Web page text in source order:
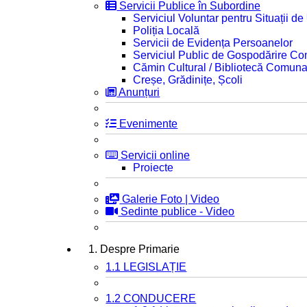
Servicii Publice în Subordine
Serviciul Voluntar pentru Situații de
Poliția Locală
Servicii de Evidența Persoanelor
Serviciul Public de Gospodărire
Cămin Cultural / Bibliotecă
Creșe, Grădinițe, Școli
Anunțuri
Evenimente
Servicii online
Proiecte
Galerie Foto | Video
Sedinte publice - Video
1. Despre Primarie
1.1 LEGISLAȚIE
1.2 CONDUCERE